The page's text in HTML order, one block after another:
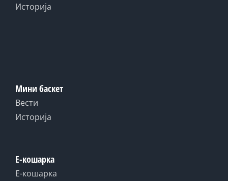
Историја
Мини баскет
Вести
Историја
Е-кошарка
Е-кошарка